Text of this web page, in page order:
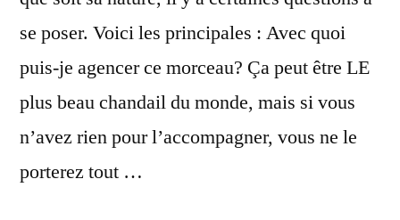
se poser. Voici les principales : Avec quoi
puis-je agencer ce morceau? Ça peut être LE
plus beau chandail du monde, mais si vous
n’avez rien pour l’accompagner, vous ne le
porterez tout …